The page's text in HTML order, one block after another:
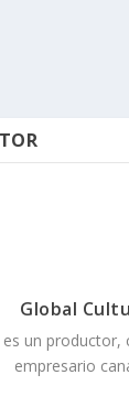
Global
es un
empresario